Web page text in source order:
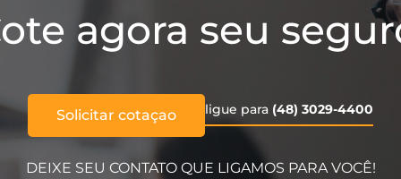
agora seu
Solicitar cotaçao ligue para (48) 3029-4400
DEIXE SEU CONTATO QUE LIGAMOS PARA VOCÊ!